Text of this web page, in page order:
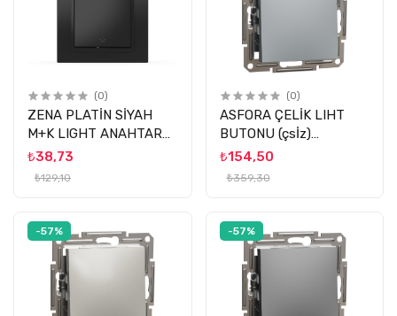
(0)
ZENA PLATİN SİYAH
M+K LIGHT ANAHTAR
EL-Bİ
₺38,73
₺129,10
(0)
ASFORA ÇELİK LIHT
BUTONU (çsİz)
SCHNEİDER
₺154,50
₺359,30
-57% -57%